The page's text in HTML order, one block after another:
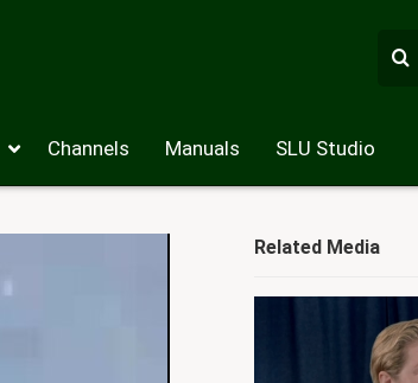
Channels Manuals SLU Studio
Related Media